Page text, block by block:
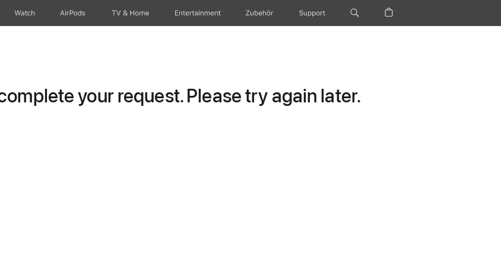
Watch AirPods TV & Home Entertainment Zubehör Support
your request. Please try again later.